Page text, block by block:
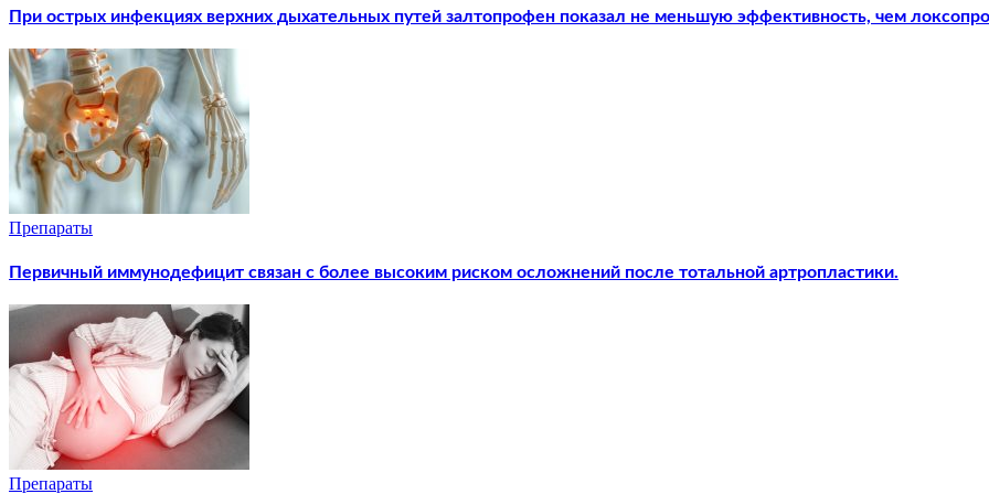
При острых инфекциях верхних дыхательных путей залтопрофен показал не меньшую эффективность, чем
Препараты
Первичный иммунодефицит связан с более высоким риском осложнений после тотальной артропластики.
Препараты